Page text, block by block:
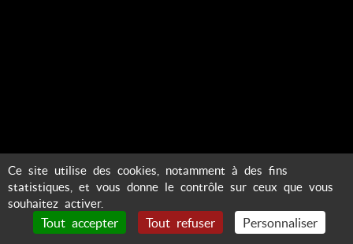
Ce site utilise des cookies, notamment à des fins
statistiques, et vous donne le contrôle sur ceux que vous
souhaitez activer.
Tout accepter Tout refuser Personnaliser